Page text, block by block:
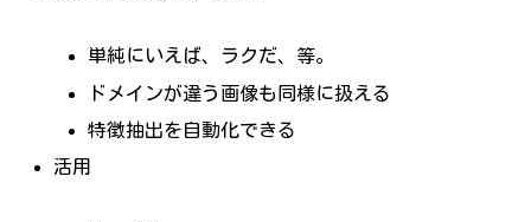
単純にいえば、ラクだ、等。
ドメインが違う画像も同様に扱える
特徴抽出を自動化できる
活用